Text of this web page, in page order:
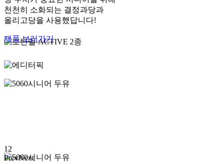
천천히 소화되는 결정과당과
올리고당을 사용했답니다!
제품 보러가기
1 2
PrevNext